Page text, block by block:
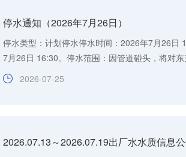
停水通知（2026年7月26日）
停水类型：计划停水停水时间：2026年7月26日
7月26日 16:30。停水范围：因管道碰头，将对东
孙家坞、庙里岩、重塘、梧杆、资村、京村、胡
2026-07-25
2026.07.13～2026.07.19出厂水水质信息